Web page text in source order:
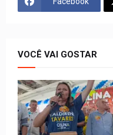
VOCÊ VAI GOSTAR